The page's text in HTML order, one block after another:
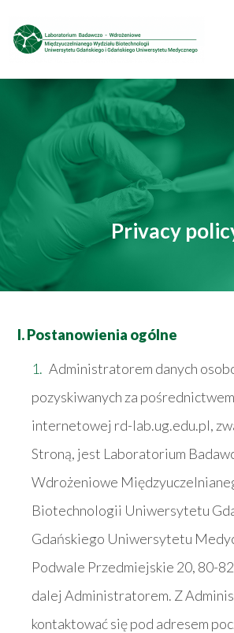
Privacy
I. Postanowienia ogólne
Administratorem danych
pozyskiwanych za
internetowej rd-lab.ug.edu.pl,
Stroną, jest Laboratorium
Wdrożeniowe
Biotechnologii Uniwersytetu
Gdańskiego Uniwersytetu
Podwale Przedmiejskie 20, 80-
dalej Administratorem. Z
kontaktować się pod adresem